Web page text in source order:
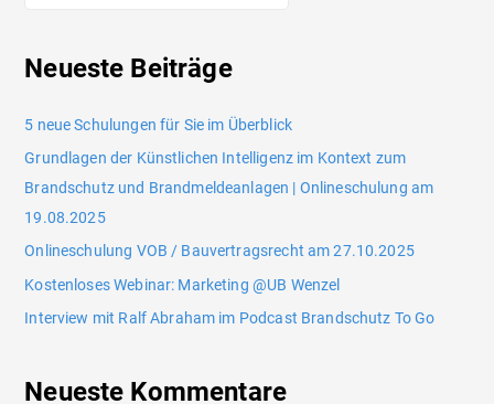
Neueste Beiträge
5 neue Schulungen für Sie im Überblick
Grundlagen der Künstlichen Intelligenz im Kontext zum
Brandschutz und Brandmeldeanlagen | Onlineschulung am
19.08.2025
Onlineschulung VOB / Bauvertragsrecht am 27.10.2025
Kostenloses Webinar: Marketing @UB Wenzel
Interview mit Ralf Abraham im Podcast Brandschutz To Go
Neueste Kommentare